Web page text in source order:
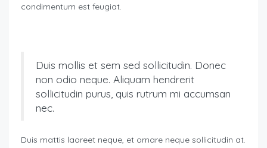
condimentum est feugiat.
Duis mollis et sem sed sollicitudin. Donec
non odio neque. Aliquam hendrerit
sollicitudin purus, quis rutrum mi accumsan
nec.
Duis mattis laoreet neque, et ornare neque sollicitudin at.